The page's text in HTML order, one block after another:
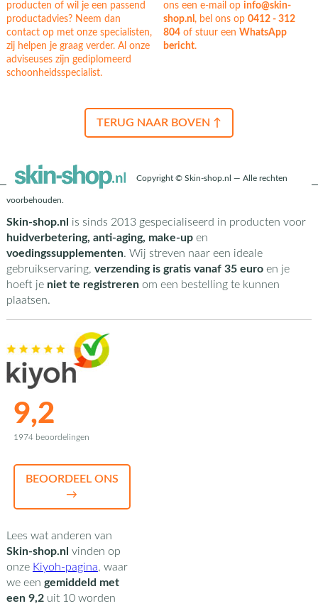
producten of wil je een passend
productadvies? Neem dan
contact op met onze specialisten,
zij helpen je graag verder. Al onze
adviseuses zijn gediplomeerd
schoonheidsspecialist.
ons een e-mail op info@skin-
shop.nl, bel ons op0412 - 312
804 of stuur eenWhatsApp
bericht.
TERUG NAAR BOVEN ↑
Copyright © Skin-shop.nl — Alle rechten
voorbehouden.
Skin-shop.nl is sinds 2013 gespecialiseerd in producten voor
huidverbetering, anti-aging, make-upen
voedingssupplementen. Wij streven naar een ideale
gebruikservaring, verzending is gratis vanaf 35 euroen je
hoeft je niet te registrerenom een bestelling te kunnen
plaatsen.
9,2
1974 beoordelingen
BEOORDEEL ONS
→
Lees wat anderen van
Skin-shop.nl vinden op
onze Kiyoh-pagina, waar
we een gemiddeld met
een 9,2uit 10worden